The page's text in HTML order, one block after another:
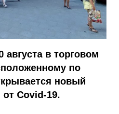
августа в торговом
по
новый
от Covid-19.